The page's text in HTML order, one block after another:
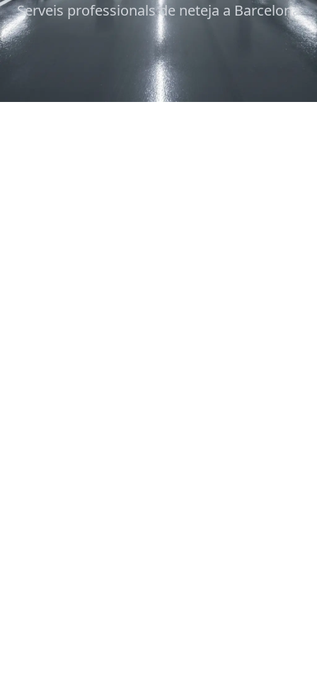
Serveis professionals de neteja a Barcelona